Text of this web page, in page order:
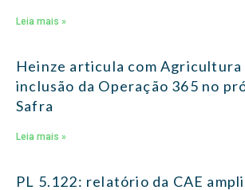
Leia mais »
Heinze articula com Agricultura
inclusão da Operação 365 no
Safra
Leia mais »
PL 5.122: relatório da CAE